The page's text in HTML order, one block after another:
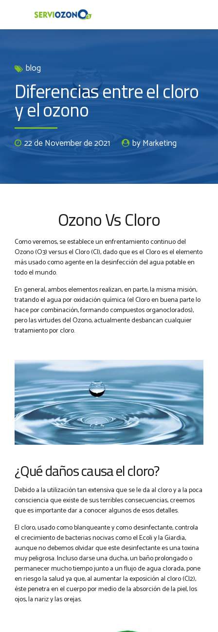
blog
Diferencias entre el cloro
y el ozono
22 de November de 2021 by Marketing
Ozono Vs Cloro
Como veremos, se establece un enfrentamiento continuo del
Ozono (O3) versus el Cloro (Cl), dado que es el Cloro es el elemento
más usado como agente en la desinfección del agua potable en
todo el mundo.
En general, ambos elementos realizan, en parte, la misma misión,
tratando el agua por oxidación química (el Cloro en buena parte lo
hace por combinación, formando compuestos organoclorados),
pero las virtudes del Ozono, actualmente desbancan cualquier
tratamiento por cloro.
¿Qué daños causa el cloro?
Debido a la utilización tan extensiva que se le da al cloro y a la poca
consciencia que existe de sus terribles consecuencias, creemos
que es importante dar a conocer algunos de esos detalles.
El cloro, usado como blanqueante y como desinfectante, controla
el crecimiento de bacterias nocivas como el Ecoli y la Giardia,
aunque no debemos olvidar que este desinfectante es una toxina
muy peligrosa. Incluso darse una ducha, un baño prolongado o
permanecer mucho tiempo junto a un flujo de agua clorada, pone
en riesgo la salud ya que, al aumentar la exposición al cloro (Cl2),
éste penetra en el cuerpo por medio de la absorción de la piel, los
ojos, la nariz y las orejas.